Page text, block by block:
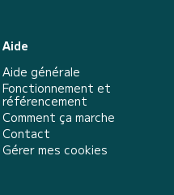
Aide
Aide générale
Fonctionnement et
référencement
Comment ça marche
Contact
Gérer mes cookies